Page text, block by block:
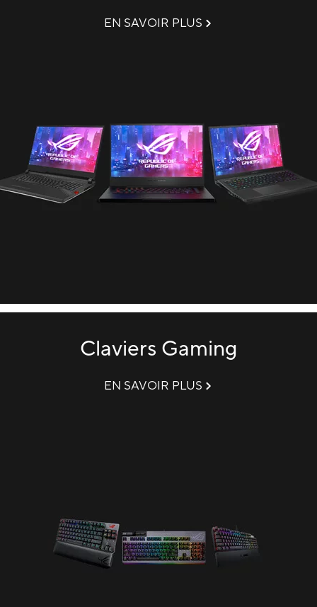
EN SAVOIR PLUS
Claviers Gaming
EN SAVOIR PLUS